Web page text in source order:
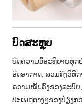
ບົດສະຫຼຸບ
ບົດຄວາມນີ້ອະທິບາຍທຸກ
ອັດອາກາດ, ລວມທັງວິທີ
ຄວາມໝັ້ນຄົງຂອງລະບົບ
ປະເພດຕ່າງໆຂອງປ່ຽງ